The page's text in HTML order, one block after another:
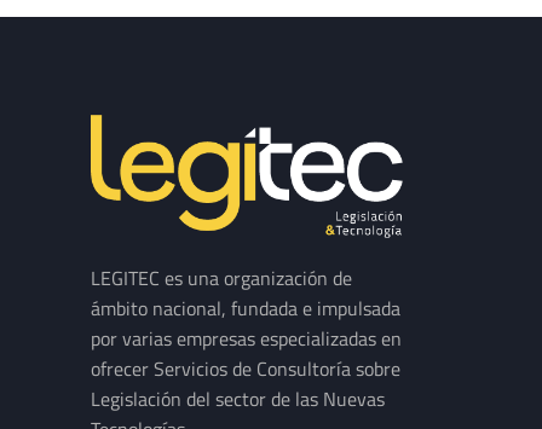
LEGITEC es una organización de
ámbito nacional, fundada e impulsada
por varias empresas especializadas en
ofrecer Servicios de Consultoría sobre
Legislación del sector de las Nuevas